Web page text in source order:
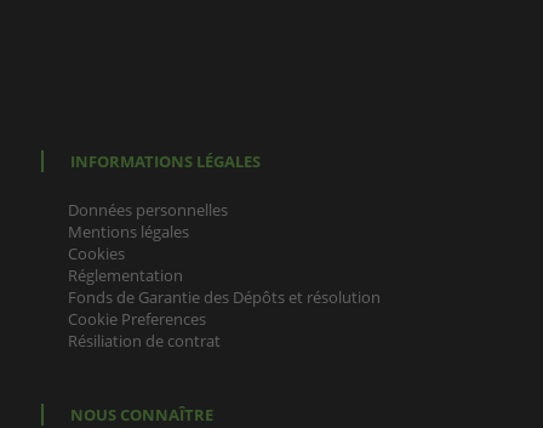
INFORMATIONS LÉGALES
Données personnelles
Mentions légales
Cookies
Réglementation
Fonds de Garantie des Dépôts et résolution
Cookie Preferences
Résiliation de contrat
NOUS CONNAÎTRE